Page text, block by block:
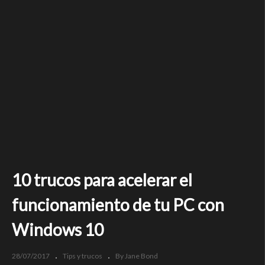
10 trucos para acelerar el
funcionamiento de tu PC con
Windows 10
28/07/2017 Tips y trucos
By Jane Bond